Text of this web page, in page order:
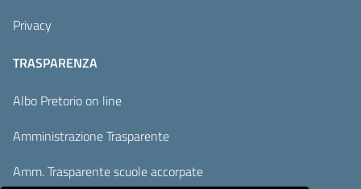
Privacy
TRASPARENZA
Albo Pretorio on line
Amministrazione Trasparente
Amm. Trasparente scuole accorpate